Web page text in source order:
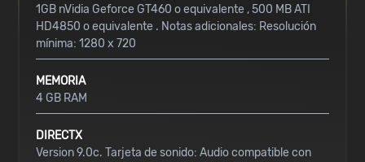
1GB nVidia Geforce GT460 o equivalente , 500 MB ATI
HD4850 o equivalente . Notas adicionales: Resolución
mínima: 1280 x 720
MEMORIA
4 GB RAM
DIRECTX
Version 9.0c. Tarjeta de sonido: Audio compatible con